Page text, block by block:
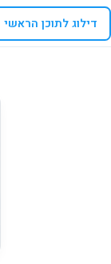
דילוג לתוכן הראשי